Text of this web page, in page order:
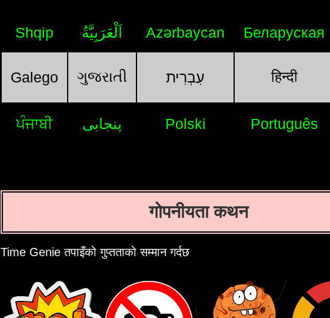
Shqip اَلْعَرَبِيَّةُ Azərbaycan Беларуская
Galego ગુજરાતી עִבְרִית हिन्दी
ਪੰਜਾਬੀ پنجابی Polski Português
गोपनीयता कथन
Time Genie तपाइँको गुप्तताको सम्मान गर्दछ